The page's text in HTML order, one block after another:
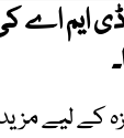
ایم اے
لیے